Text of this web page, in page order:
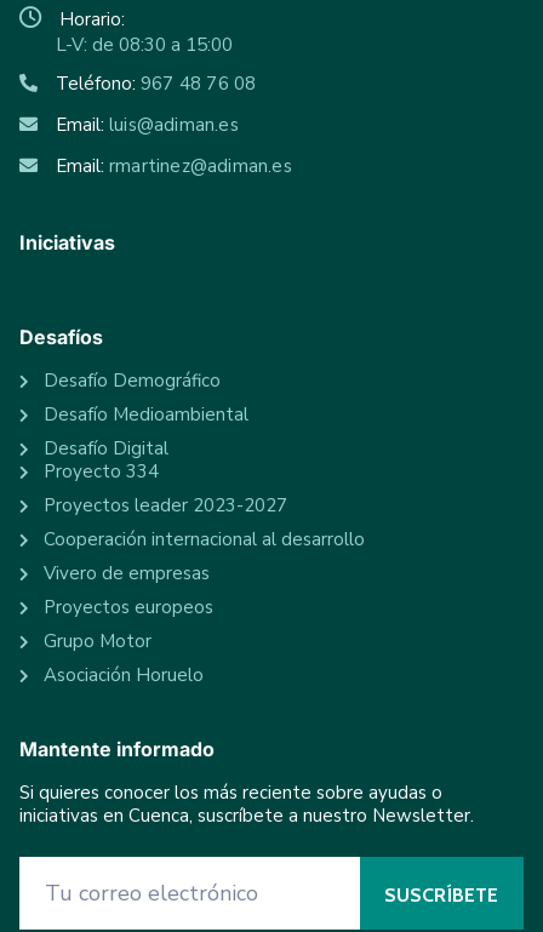
Horario:
L-V: de 08:30 a 15:00
Teléfono: 967 48 76 08
Email: luis@adiman.es
Email: rmartinez@adiman.es
Iniciativas
Desafíos
Desafío Demográfico
Desafío Medioambiental
Desafío Digital
Proyecto 334
Proyectos leader 2023-2027
Cooperación internacional al desarrollo
Vivero de empresas
Proyectos europeos
Grupo Motor
Asociación Horuelo
Mantente informado
Si quieres conocer los más reciente sobre ayudas o
iniciativas en Cuenca, suscríbete a nuestro Newsletter.